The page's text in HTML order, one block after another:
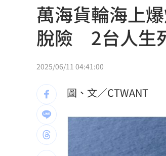
黃禎憲診所挺蔣舊照遭出
陳傑憲炸裂2分砲 統一狂
臉還要再動刀？王彩樺
中國製路由器資安漏洞！
萬海貨輪海上
脫險 2台人生
2025/06/11 04:41:00
圖、文／CTWANT